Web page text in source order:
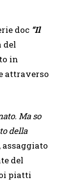
doc “Il
del
in
attraverso
Ma so
della
del
piatti